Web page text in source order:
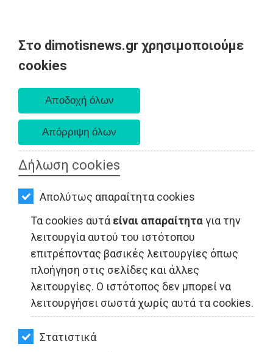
Στο dimotisnews.gr χρησιμοποιούμε
cookies
Δήλωση cookies
Απολύτως απαραίτητα cookies
Τα cookies αυτά είναι απαραίτηταγια την
λειτουργία αυτού του ιστότοπου
επιτρέποντας βασικές λειτουργίες όπως
πλοήγηση στις σελίδες και άλλες
λειτουργίες. Ο ιστότοπος δεν μπορεί να
λειτουργήσει σωστά χωρίς αυτά τα cookies.
Στατιστικά
AΡΧΙΚΗ
ΕΙΔΗΣΕΙΣ
ΠΟΛΙΤΙΚΗ
ΤΟΠΙΚΗ
ΑΥΤΟΔΙΟΙΚΗΣΗ
ΟΙΚΟΝΟΜΙΑ
ΑΘΛΗΤΙΣΜΟΣ
ΠΟΛΙΤΙΣΜΟΣ
ΣΠΙΤΙ-
ΚΗΠΟΣ
ΥΓΕΙΑ
LIFESTYLE
EΞΟΔΟΣ - Αττική